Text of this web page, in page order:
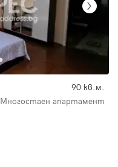
90 кв.м.
Многостаен апартамент